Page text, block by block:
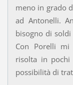
meno in grado
ad Antonelli.
bisogno di soldi
Con Porelli mi
risolta in pochi
possibilità di